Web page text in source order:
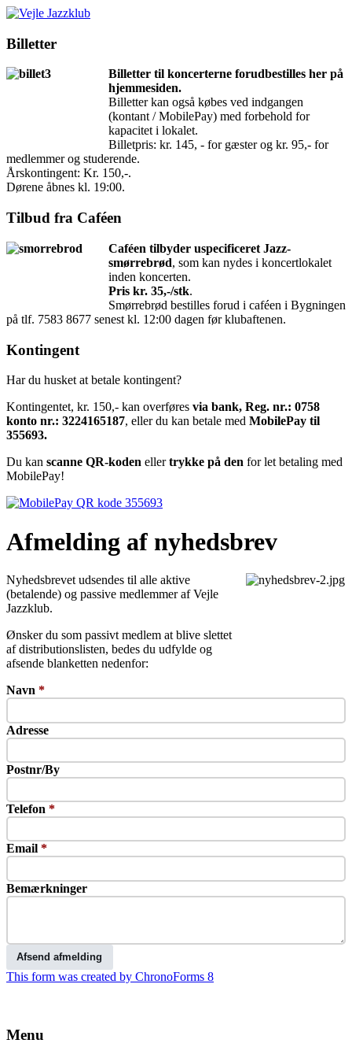
Billetter
Billetter til koncerterne forudbestilles her på
hjemmesiden.
Billetter kan også købes ved indgangen
(kontant / MobilePay) med forbehold for
kapacitet i lokalet.
Billetpris: kr. 145, - for gæster og kr. 95,- for
medlemmer og studerende.
Årskontingent: Kr. 150,-.
Dørene åbnes kl. 19:00.
Tilbud fra Caféen
Caféen tilbyder uspecificeret Jazz-
smørrebrød, som kan nydes i koncertlokalet
inden koncerten.
Pris kr. 35,-/stk.
Smørrebrød bestilles forud i caféen i Bygningen
på tlf. 7583 8677 senest kl. 12:00 dagen før klubaftenen.
Kontingent
Har du husket at betale kontingent?
Kontingentet, kr. 150,- kan overføres via bank, Reg. nr.: 0758
konto nr.: 3224165187, eller du kan betale med MobilePay til
355693.
Du kan scanne QR-koden ellertrykke på den for let betaling med
MobilePay!
Afmelding af nyhedsbrev
Nyhedsbrevet udsendes til alle aktive
(betalende) og passive medlemmer af Vejle
Jazzklub.
Ønsker du som passivt medlem at blive slettet
af distributionslisten, bedes du udfylde og
afsende blanketten nedenfor:
Navn *
Adresse
Postnr/By
Telefon *
Email *
Bemærkninger
Afsend afmelding
This form was created by ChronoForms 8
Menu